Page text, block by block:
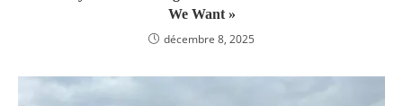
We Want »
décembre 8, 2025